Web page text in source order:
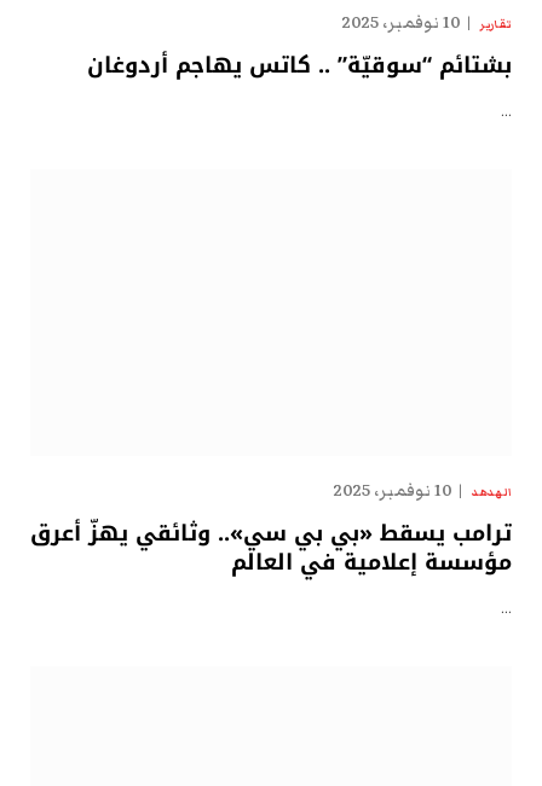
تقارير 10 نوفمبر، 2025
بشتائم “سوقيّة” .. كاتس يهاجم أردوغان
…
الهدهد 10 نوفمبر، 2025
ترامب يسقط «بي بي سي».. وثائقي يهزّ أعرق
مؤسسة إعلامية في العالم
…